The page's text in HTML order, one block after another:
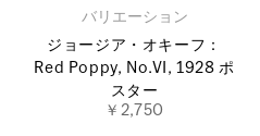
バリエーション
ジョージア・オキーフ：
Red Poppy, No.VI, 1928 ポ
スター
￥2,750